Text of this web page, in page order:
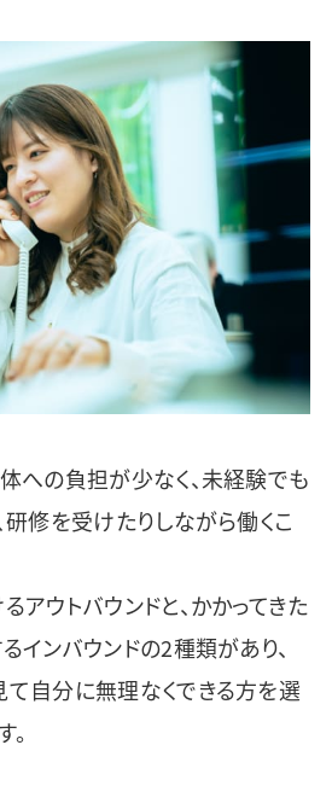
への負担が少なく、未経験でも
研修を受けたりしながら働くこ
アウトバウンドと、かかってきた
インバウンドの2種類があり、
自分に無理なくできる方を選